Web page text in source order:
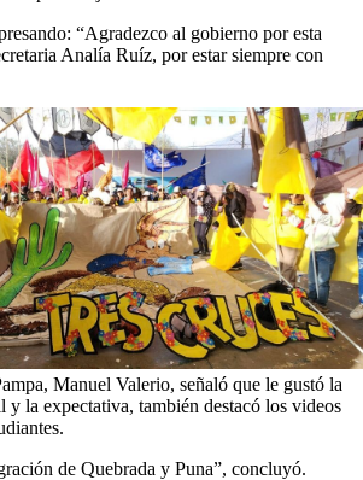
“Agradezco al gobierno por esta
Analía Ruíz, por estar siempre con
Manuel Valerio, señaló que le gustó la
y la expectativa, también destacó los videos
de Quebrada y Puna”, concluyó.